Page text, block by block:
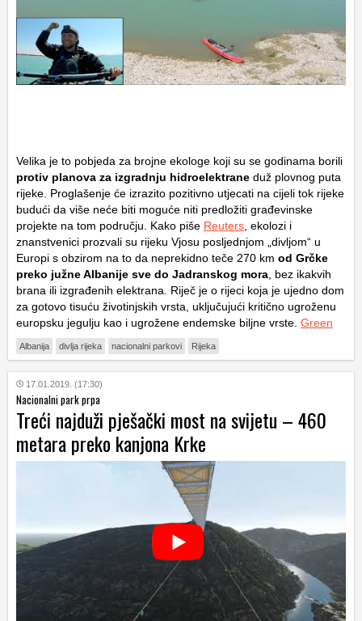
Velika je to pobjeda za brojne ekologe koji su se godinama borili
protiv planova za izgradnju hidroelektrane duž plovnog puta
rijeke. Proglašenje će izrazito pozitivno utjecati na cijeli tok rijeke
budući da više neće biti moguće niti predložiti građevinske
projekte na tom području. Kako piše Reuters , ekolozi i
znanstvenici prozvali su rijeku Vjosu posljednjom „divljom“ u
Europi s obzirom na to da neprekidno teče 270 km od Grčke
preko južne Albanije sve do Jadranskog mora , bez ikakvih
brana ili izgrađenih elektrana. Riječ je o rijeci koja je ujedno dom
za gotovo tisuću životinjskih vrsta, uključujući kritično ugroženu
europsku jegulju kao i ugrožene endemske biljne vrste. Green
Albanija divlja rijeka nacionalni parkovi Rijeka
17.01.2019. (17:30)
Nacionalni park prpa
Treći najduži pješački most na svijetu – 460
metara preko kanjona Krke